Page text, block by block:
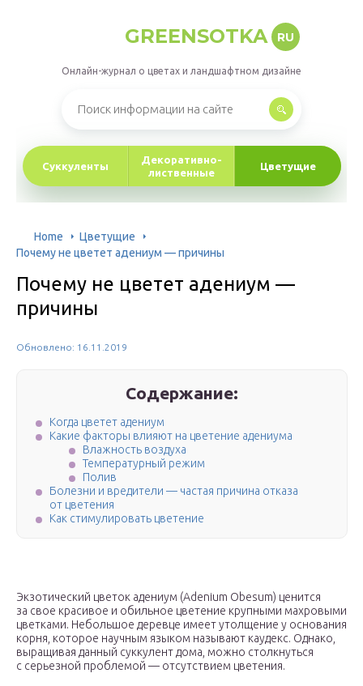
GREENSOTKA RU
Онлайн-журнал о цветах и ландшафтном дизайне
Суккуленты
Декоративно-
лиственные
Цветущие
Home
Цветущие
Почему не цветет адениум — причины
Почему не цветет адениум —
причины
Обновлено: 16.11.2019
Содержание:
Когда цветет адениум
Какие факторы влияют на цветение адениума
Влажность воздуха
Температурный режим
Полив
Болезни и вредители — частая причина отказа
от цветения
Как стимулировать цветение
Экзотический цветок адениум (Adenium Obesum) ценится
за свое красивое и обильное цветение крупными махровыми
цветками. Небольшое деревце имеет утолщение у основания
корня, которое научным языком называют каудекс. Однако,
выращивая данный суккулент дома, можно столкнуться
с серьезной проблемой — отсутствием цветения.